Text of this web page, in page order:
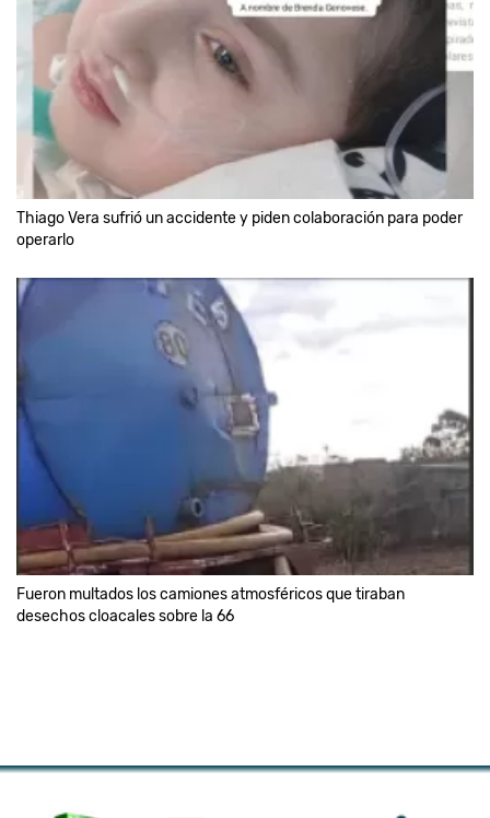
Thiago Vera sufrió un accidente y piden colaboración para poder
operarlo
Fueron multados los camiones atmosféricos que tiraban
desechos cloacales sobre la 66